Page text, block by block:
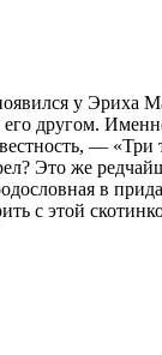
у Эриха
другом.
— «Три
Это же
в
с этой